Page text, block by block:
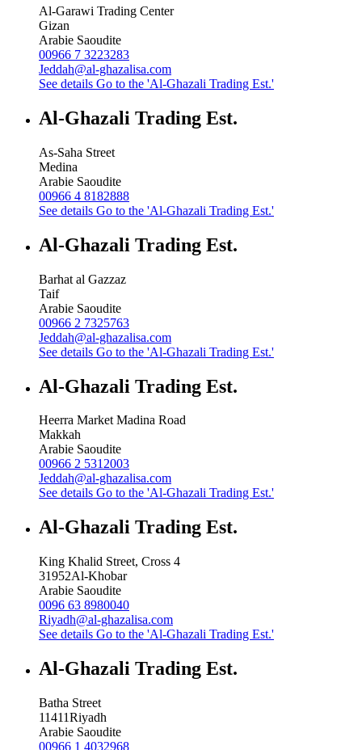
Al-Garawi Trading Center
Gizan
Arabie Saoudite
00966 7 3223283
Jeddah@al-ghazalisa.com
See details Go to the 'Al-Ghazali Trading Est.'
Al-Ghazali Trading Est.
As-Saha Street
Medina
Arabie Saoudite
00966 4 8182888
See details Go to the 'Al-Ghazali Trading Est.'
Al-Ghazali Trading Est.
Barhat al Gazzaz
Taif
Arabie Saoudite
00966 2 7325763
Jeddah@al-ghazalisa.com
See details Go to the 'Al-Ghazali Trading Est.'
Al-Ghazali Trading Est.
Heerra Market Madina Road
Makkah
Arabie Saoudite
00966 2 5312003
Jeddah@al-ghazalisa.com
See details Go to the 'Al-Ghazali Trading Est.'
Al-Ghazali Trading Est.
King Khalid Street, Cross 4
31952Al-Khobar
Arabie Saoudite
0096 63 8980040
Riyadh@al-ghazalisa.com
See details Go to the 'Al-Ghazali Trading Est.'
Al-Ghazali Trading Est.
Batha Street
11411Riyadh
Arabie Saoudite
00966 1 4032968